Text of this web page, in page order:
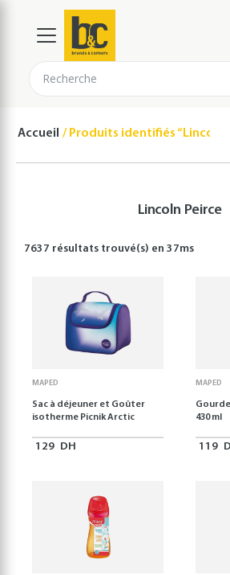
Recherche
Accueil Produits identifiés “Lincoln
Lincoln Peirce
7637 résultats trouvé(s) en37ms
MAPED
Sac à déjeuner et Goûter
isotherme Picnik Arctic
129 DH
MAPED
430 ml
119